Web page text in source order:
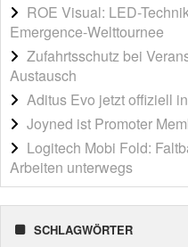
ROE Visual: LED-
Emergence-Welttournee
Zufahrtsschutz bei
Austausch
Aditus Evo jetzt offiziell
Joyned ist Promoter
Logitech Mobi Fold:
Arbeiten unterwegs
SCHLAGWÖRTER